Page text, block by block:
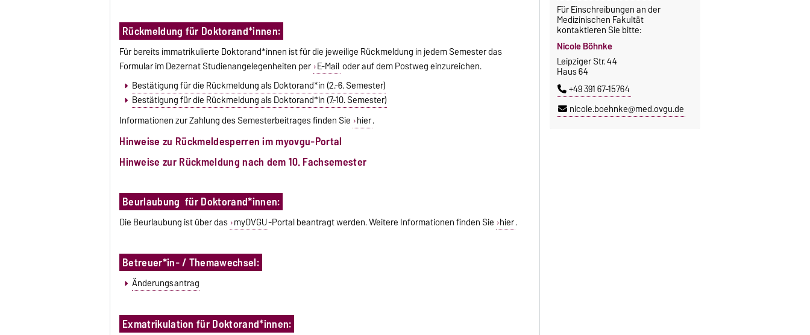
Rückmeldung für Doktorand*innen:
Für bereits immatrikulierte Doktorand*innen ist für die jeweilige Rückmeldung in jedem Semester das
Formular im Dezernat Studienangelegenheiten per E-Mail oder auf dem Postweg einzureichen.
Bestätigung für die Rückmeldung als Doktorand*in (2.-6. Semester)
Bestätigung für die Rückmeldung als Doktorand*in (7.-10. Semester)
Informationen zur Zahlung des Semesterbeitrages finden Sie hier.
Hinweise zu Rückmeldesperren im myovgu-Portal
Hinweise zur Rückmeldung nach dem 10. Fachsemester
Beurlaubung für Doktorand*innen:
Die Beurlaubung ist über das myOVGU-Portal beantragt werden. Weitere Informationen finden Sie hier.
Betreuer*in- / Themawechsel:
Änderungsantrag
Exmatrikulation für Doktorand*innen:
Für Einschreibungen an der
Medizinischen Fakultät
kontaktieren Sie bitte:
Nicole Böhnke
Leipziger Str. 44
Haus 64
+49 391 67-15764
nicole.boehnke@med.ovgu.de